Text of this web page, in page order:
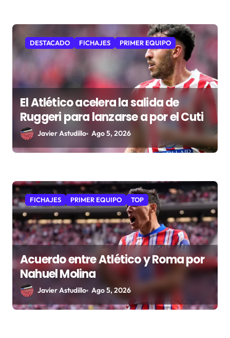
DESTACADO FICHAJES PRIMER EQUIPO
El Atlético acelera la salida de
Ruggeri para lanzarse a por el Cuti
Javier Astudillo Ago 5, 2026
FICHAJES PRIMER EQUIPO TOP
Acuerdo entre Atlético y Roma por
Nahuel Molina
Javier Astudillo Ago 5, 2026